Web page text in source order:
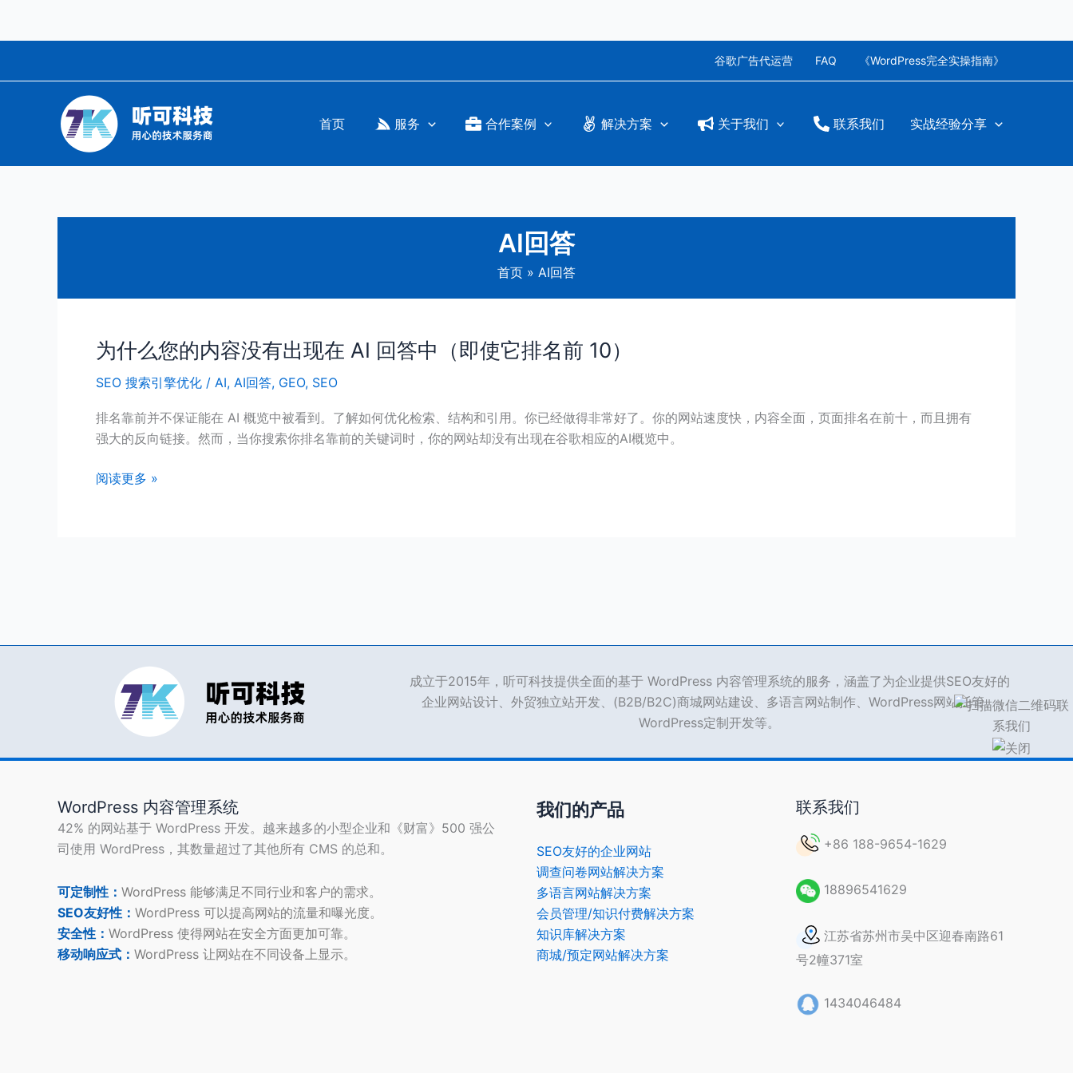
谷歌广告代运营 FAQ 《WordPress完全实操指南》
首页 服务 合作案例 解决方案 关于我们 联系我们 实战经验分享
AI回答
首页 AI回答
为什么您的内容没有出现在 AI 回答中（即使它排名前 10）
SEO 搜索引擎优化 / AI, AI回答, GEO, SEO
排名靠前并不保证能在 AI 概览中被看到。了解如何优化检索、结构和引用。你已经做得非常好了。你的网站速度快，内容全面，页面排名在前十，而且拥有
强大的反向链接。然而，当你搜索你排名靠前的关键词时，你的网站却没有出现在谷歌相应的AI概览中。
为
么
您
的
容
名
10）
阅读更多 »
成立于2015年，听可科技提供全面的基于 WordPress 内容管理系统的服务，涵盖了为企业提供SEO友好的
企业网站设计、外贸独立站开发、(B2B/B2C)商城网站建设、多语言网站制作、WordPress网站托管、
WordPress定制开发等。
WordPress 内容管理系统
42% 的网站基于 WordPress 开发。越来越多的小型企业和《财富》500 强公
司使用 WordPress，其数量超过了其他所有 CMS 的总和。
可定制性： WordPress 能够满足不同行业和客户的需求。
SEO友好性： WordPress 可以提高网站的流量和曝光度。
安全性： WordPress 使得网站在安全方面更加可靠。
移动响应式： WordPress 让网站在不同设备上显示。
我们的产品
SEO友好的企业网站
调查问卷网站解决方案
多语言网站解决方案
会员管理/知识付费解决方案
知识库解决方案
商城/预定网站解决方案
联系我们
+86 188-9654-1629
18896541629
江苏省苏州市吴中区迎春南路61
号2幢371室
1434046484